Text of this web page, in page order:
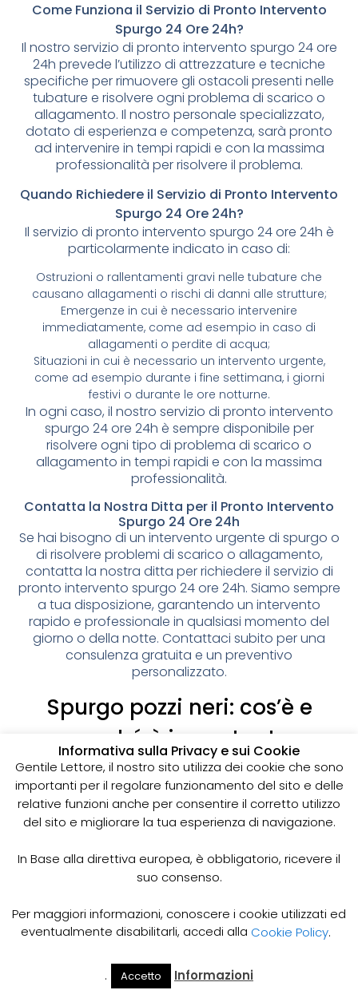
Come Funziona il Servizio di Pronto Intervento
Spurgo 24 Ore 24h?
Il nostro servizio di pronto intervento spurgo 24 ore
24h prevede l’utilizzo di attrezzature e tecniche
specifiche per rimuovere gli ostacoli presenti nelle
tubature e risolvere ogni problema di scarico o
allagamento. Il nostro personale specializzato,
dotato di esperienza e competenza, sarà pronto
ad intervenire in tempi rapidi e con la massima
professionalità per risolvere il problema.
Quando Richiedere il Servizio di Pronto Intervento
Spurgo 24 Ore 24h?
Il servizio di pronto intervento spurgo 24 ore 24h è
particolarmente indicato in caso di:
Ostruzioni o rallentamenti gravi nelle tubature che
causano allagamenti o rischi di danni alle strutture;
Emergenze in cui è necessario intervenire
immediatamente, come ad esempio in caso di
allagamenti o perdite di acqua;
Situazioni in cui è necessario un intervento urgente,
come ad esempio durante i fine settimana, i giorni
festivi o durante le ore notturne.
In ogni caso, il nostro servizio di pronto intervento
spurgo 24 ore 24h è sempre disponibile per
risolvere ogni tipo di problema di scarico o
allagamento in tempi rapidi e con la massima
professionalità.
Contatta la Nostra Ditta per il Pronto Intervento
Spurgo 24 Ore 24h
Se hai bisogno di un intervento urgente di spurgo o
di risolvere problemi di scarico o allagamento,
contatta la nostra ditta per richiedere il servizio di
pronto intervento spurgo 24 ore 24h. Siamo sempre
a tua disposizione, garantendo un intervento
rapido e professionale in qualsiasi momento del
giorno o della notte. Contattaci subito per una
consulenza gratuita e un preventivo
personalizzato.
Spurgo pozzi neri: cos’è e
perché è importante
I pozzi neri sono delle strutture sotterranee utilizzate
per la raccolta delle acque reflue domestiche,
soprattutto in zone dove non è disponibile un
sistema di smaltimento delle acque fognarie. Lo
spurgo dei pozzi neri è un’operazione essenziale
e prevenire il rischio di allagamenti, cattivi odori e
infezioni.
Come funziona lo spurgo dei pozzi neri
Lo spurgo dei pozzi neri viene effettuato mediante
specifiche, in grado di aspirare e rimuovere le
acque reflue e i sedimenti accumulati all’interno del
Cerca Il Mio
Informativa sulla Privacy e sui Cookie
Gentile Lettore, il nostro sito utilizza dei cookie che sono
importanti per il regolare funzionamento del sito e delle
relative funzioni anche per consentire il corretto utilizzo
del sito e migliorare la tua esperienza di navigazione.
In Base alla direttiva europea, è obbligatorio, ricevere il
suo consenso.
Per maggiori informazioni, conoscere i cookie utilizzati ed
eventualmente disabilitarli, accedi alla Cookie Policy.
. Accetto Informazioni